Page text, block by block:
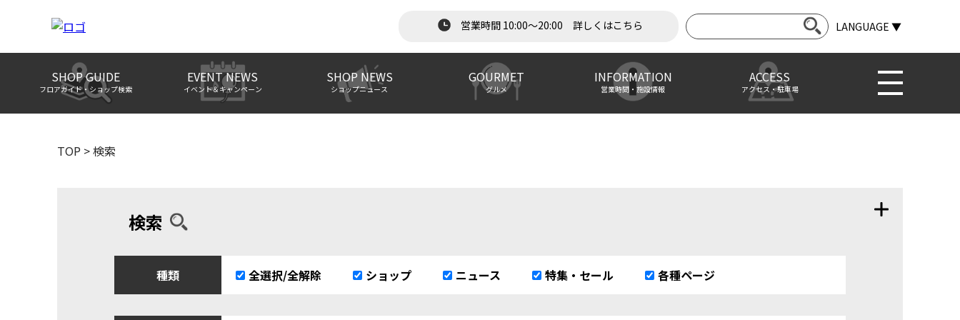
営業時間 10:00～20:00 詳しくはこちら LANGUAGE ▼
SHOP GUIDE
フロアガイド・ショップ検索
EVENT NEWS
イベント＆キャンペーン
SHOP NEWS
ショップニュース
GOURMET
グルメ
INFORMATION
営業時間・施設情報
ACCESS
アクセス・駐車場
TOP >検索
検索
種類 全選択/全解除 ショップ ニュース 特集・セール 各種ページ